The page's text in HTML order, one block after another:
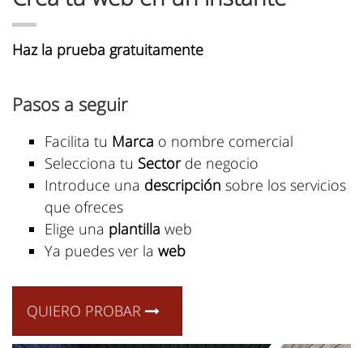
Haz la prueba gratuitamente
Pasos a seguir
Facilita tu Marca o nombre comercial
Selecciona tu Sector de negocio
Introduce una descripción sobre los servicios
que ofreces
Elige una plantilla web
Ya puedes ver la web
QUIERO PROBAR